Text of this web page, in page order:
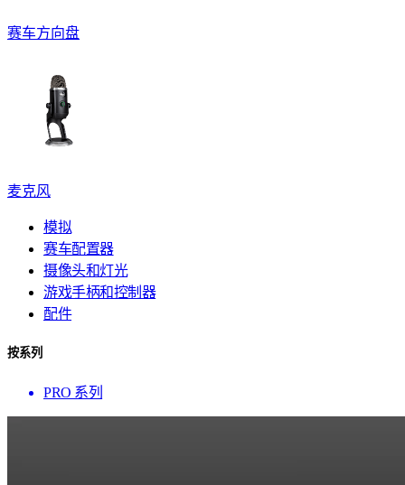
赛车方向盘
麦克风
模拟
赛车配置器
摄像头和灯光
游戏手柄和控制器
配件
按系列
PRO 系列